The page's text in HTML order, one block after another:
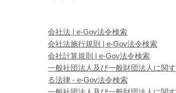
会社法 | e-Gov法令検索
会社法施行規則 | e-Gov法令検索
会社計算規則 | e-Gov法令検索
一般社団法人及び一般財団法人に関す
る法律 - e-Gov法令検索